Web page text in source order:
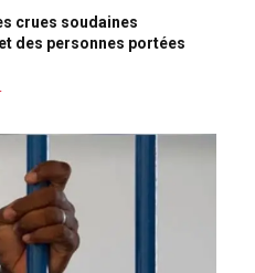
crues soudaines
des personnes portées